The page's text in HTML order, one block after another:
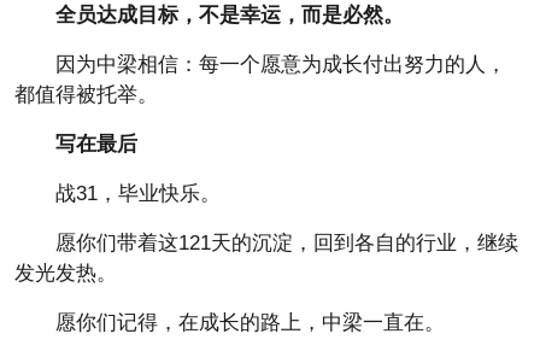
全员达成目标，不是幸运，而是必然。
因为中梁相信：每一个愿意为成长付出努力的人，
都值得被托举。
写在最后
战31，毕业快乐。
愿你们带着这121天的沉淀，回到各自的行业，继续
发光发热。
愿你们记得，在成长的路上，中梁一直在。